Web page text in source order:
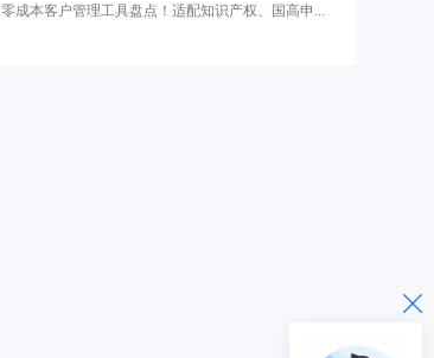
零成本客户管理工具盘点！适配知识产权、国高申...